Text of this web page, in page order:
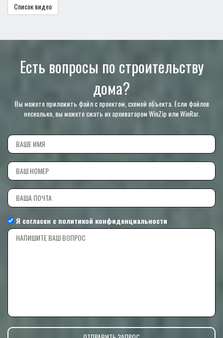
Список видео
Есть вопросы по строительству
дома?
Вы можете приложить файл с проектом, схемой объекта. Если файлов
несколько, вы можете сжать их архиватором WinZip или WinRar.
Я согласен с политикой конфиденциальности